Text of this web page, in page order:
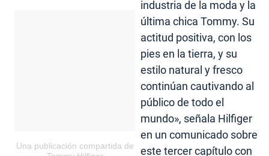
Una publicación compartida de
industria de la moda y la
última chica Tommy. Su
actitud positiva, con los
pies en la tierra, y su
estilo natural y fresco
continúan cautivando al
público de todo el
mundo», señala Hilfiger
en un comunicado sobre
este tercer capítulo con